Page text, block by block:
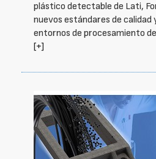
plástico detectable de Lati,
nuevos estándares de calidad
entornos de procesamiento
[+]